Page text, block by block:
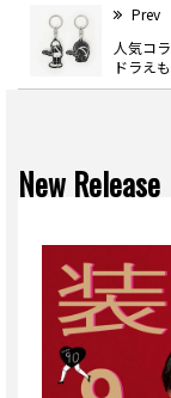
Prev
人気コ
ドラえ
New Release